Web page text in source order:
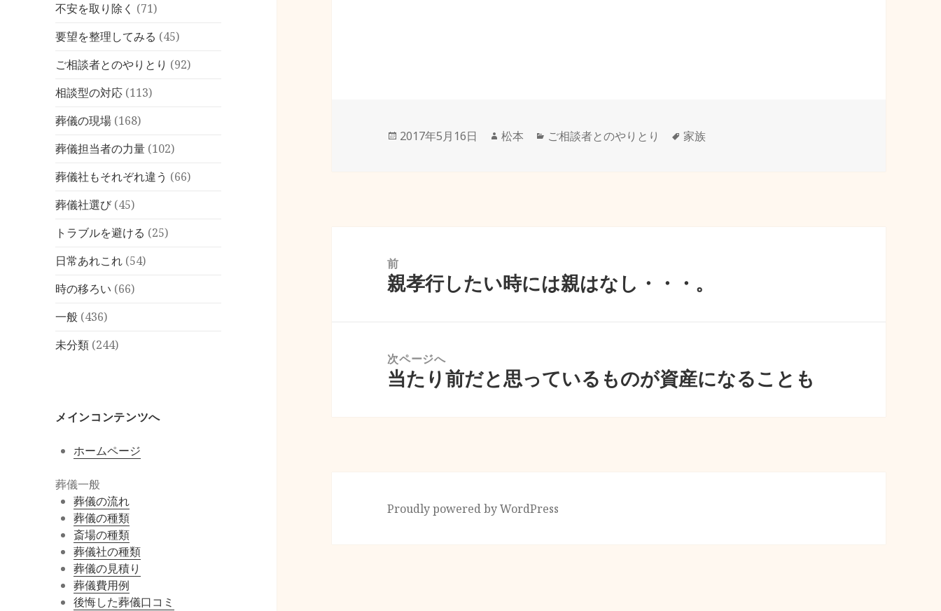
不安を取り除く (71)
要望を整理してみる (45)
ご相談者とのやりとり (92)
相談型の対応 (113)
葬儀の現場 (168)
葬儀担当者の力量 (102)
葬儀社もそれぞれ違う (66)
葬儀社選び (45)
トラブルを避ける (25)
日常あれこれ (54)
時の移ろい (66)
一般 (436)
未分類 (244)
メインコンテンツへ
ホームページ
葬儀一般
葬儀の流れ
葬儀の種類
斎場の種類
葬儀社の種類
葬儀の見積り
葬儀費用例
後悔した葬儀口コミ
投
2017年5月16日
作
松本
カ
ご相談者とのやりとり
タ
家族
前
前
親孝行したい時には親はなし・・・。
次ページへ
次
当たり前だと思っているものが資産になることも
Proudly powered by WordPress